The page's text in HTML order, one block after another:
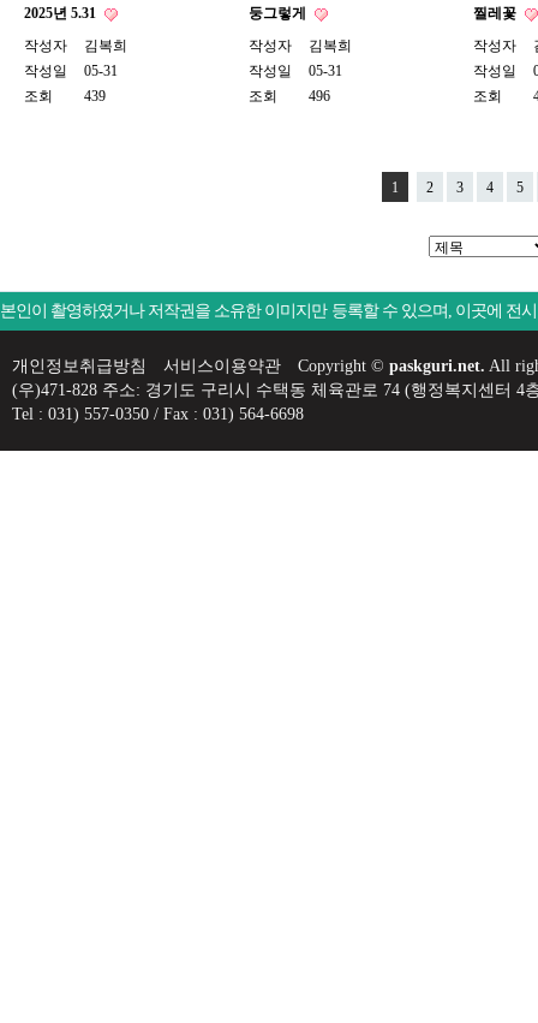
2025년 5.31
작성자
김복희
작성일
05-31
조회
439
둥그렇게
작성자
김복희
작성일
05-31
조회
496
찔레꽃
작성자
작성일
조회
1 2 3 4 5
본인이 촬영하였거나 저작권을 소유한 이미지만 등록할 수 있으며, 이곳에 전
개인정보취급방침 서비스이용약관 Copyright © paskguri.net. All
(우)471-828 주소: 경기도 구리시 수택동 체육관로 74 (행정복지센터
Tel : 031) 557-0350 / Fax : 031) 564-6698